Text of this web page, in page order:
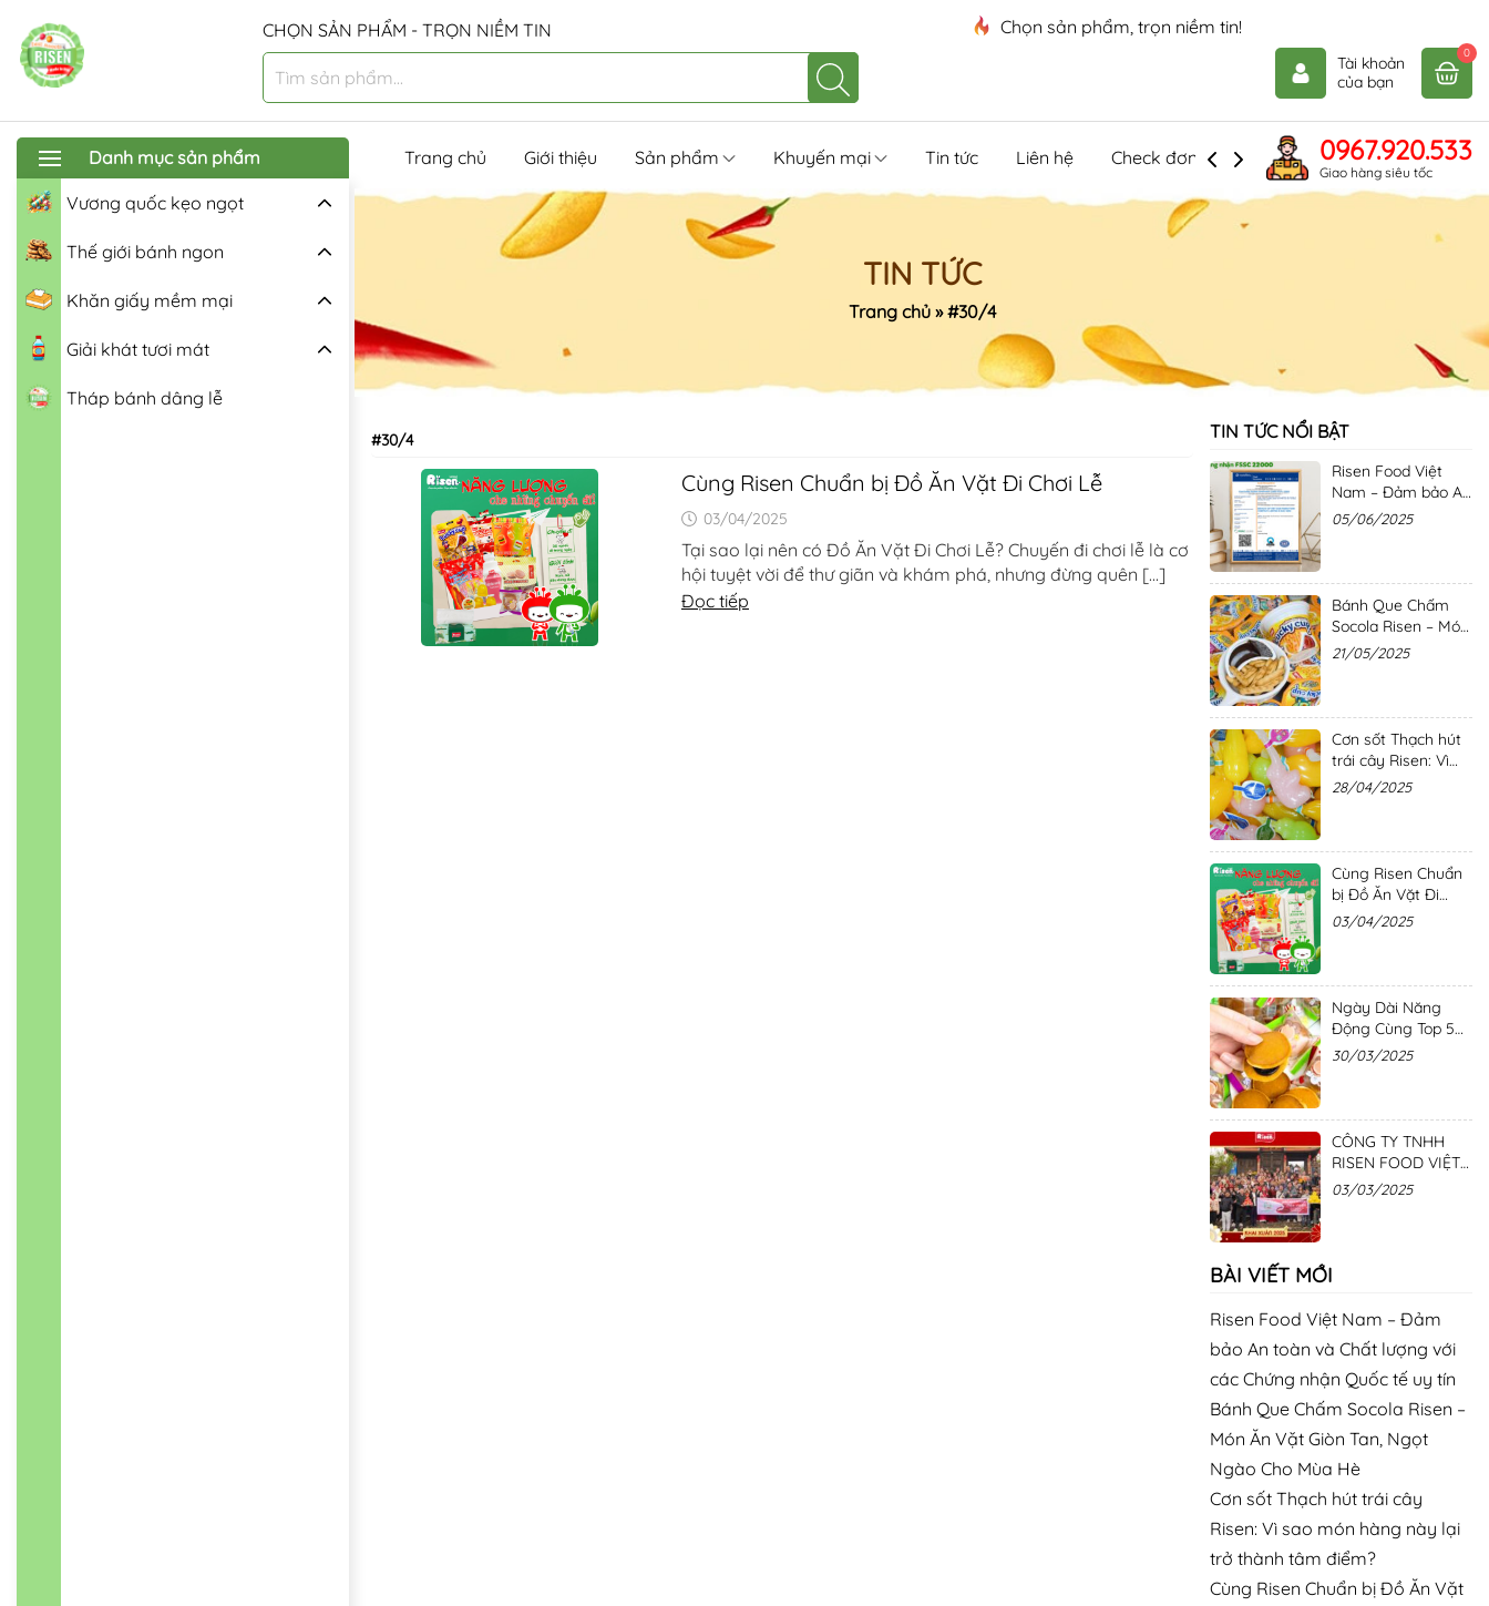
CHỌN SẢN PHẨM - TRỌN NIỀM TIN Ngọt ngào mát lạnh, thử là mê!
Tài khoản
của bạn
0
Danh mục sản phẩm
Vương quốc kẹo ngọt
Thế giới bánh ngon
Khăn giấy mềm mại
Giải khát tươi mát
Tháp bánh dâng lễ
Trang chủ Giới thiệu Sản phẩm Khuyến mại Tin tức Liên hệ Check đơn hàng 0967.920.533
Giao hàng siêu tốc
TIN TỨC
Trang chủ»#30/4
#30/4
Cùng Risen Chuẩn bị Đồ Ăn Vặt Đi Chơi Lễ
03/04/2025
Tại sao lại nên có Đồ Ăn Vặt Đi Chơi Lễ? Chuyến đi chơi lễ là cơ
hội tuyệt vời để thư giãn và khám phá, nhưng đừng quên [...]
Đọc tiếp
TIN TỨC NỔI BẬT
Risen Food Việt
Nam – Đảm bảo An
toàn và Chất lượng
05/06/2025
Bánh Que Chấm
Socola Risen – Món
Ăn Vặt Giòn Tan,
21/05/2025
Cơn sốt Thạch hút
trái cây Risen: Vì
sao món hàng này
28/04/2025
Cùng Risen Chuẩn
bị Đồ Ăn Vặt Đi
Chơi Lễ
03/04/2025
Ngày Dài Năng
Động Cùng Top 5
Loại Bánh Hot Hit
30/03/2025
CÔNG TY TNHH
RISEN FOOD VIỆT
NAM – CẦU MAY,
03/03/2025
BÀI VIẾT MỚI
Risen Food Việt Nam – Đảm
bảo An toàn và Chất lượng với
các Chứng nhận Quốc tế uy tín
Bánh Que Chấm Socola Risen –
Món Ăn Vặt Giòn Tan, Ngọt
Ngào Cho Mùa Hè
Cơn sốt Thạch hút trái cây
Risen: Vì sao món hàng này lại
trở thành tâm điểm?
Cùng Risen Chuẩn bị Đồ Ăn Vặt